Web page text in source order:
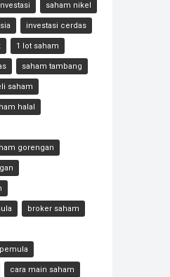
saham nikel
investasi cerdas
1 lot saham
saham tambang
saham
halal
gorengan
broker saham
cara main saham